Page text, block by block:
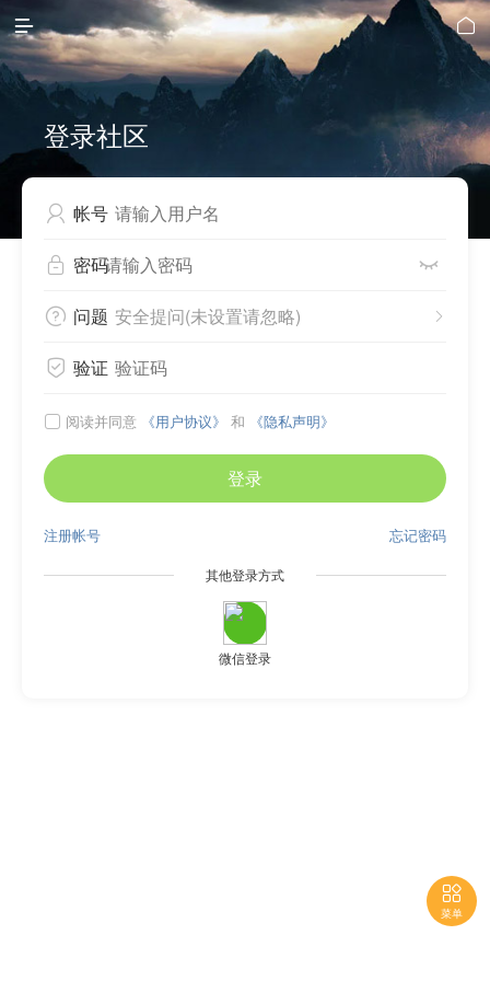
 
登录社区
 帐号
 密码 
 问题 
安全提问(未设置请忽略)
 验证
 阅读并同意 《用户协议》 和 《隐私声明》
登录
忘记密码
注册帐号
其他登录方式
微信登录

菜单